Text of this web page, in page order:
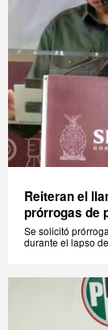
Reiteran el
prórrogas de
Se solicitó
durante el lapso